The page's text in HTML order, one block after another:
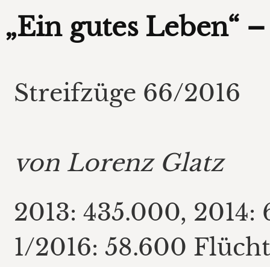
„Ein gutes Leben“
Streifzüge 66/2016
von Lorenz Glatz
2013: 435.000,
1/2016: 58.600